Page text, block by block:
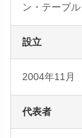
ン・テーブ
設立
2004年11月
代表者